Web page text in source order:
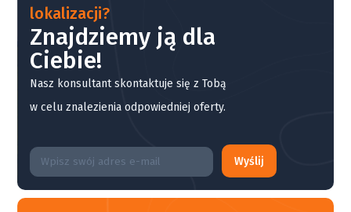
lokalizacji?
Znajdziemy ją dla
Ciebie!
Nasz konsultant skontaktuje się z Tobą
w celu znalezienia odpowiedniej oferty.
Wyślij